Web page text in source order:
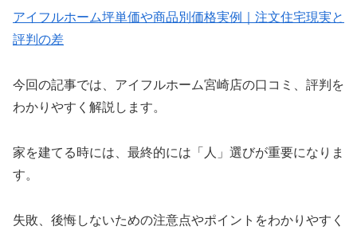
アイフルホーム坪単価や商品別価格実例｜注文住宅現実と
評判の差
今回の記事では、アイフルホーム宮崎店の口コミ、評判を
わかりやすく解説します。
家を建てる時には、最終的には「人」選びが重要になりま
す。
失敗、後悔しないための注意点やポイントをわかりやすく